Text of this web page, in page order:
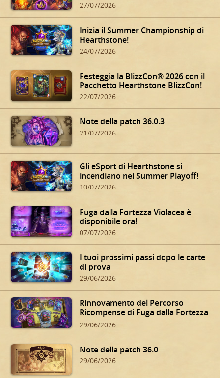
27/07/2026
Inizia il Summer Championship di
Hearthstone!
24/07/2026
Festeggia la BlizzCon® 2026 con il
Pacchetto Hearthstone BlizzCon!
22/07/2026
Note della patch 36.0.3
21/07/2026
Gli eSport di Hearthstone si
incendiano nei Summer Playoff!
10/07/2026
Fuga dalla Fortezza Violacea è
disponibile ora!
07/07/2026
I tuoi prossimi passi dopo le carte
di prova
29/06/2026
Rinnovamento del Percorso
Ricompense di Fuga dalla Fortezza
Violacea
29/06/2026
Note della patch 36.0
29/06/2026